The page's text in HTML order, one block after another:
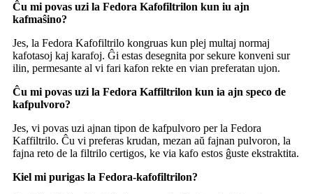
Ĉu mi povas uzi la Fedora Kafofiltrilon kun iu ajn
kafmaŝino?
Jes, la Fedora Kafofiltrilo kongruas kun plej multaj normaj
kafotasoj kaj karafoj. Ĝi estas desegnita por sekure konveni sur
ilin, permesante al vi fari kafon rekte en vian preferatan ujon.
Ĉu mi povas uzi la Fedora Kaffiltrilon kun ia ajn speco de
kafpulvoro?
Jes, vi povas uzi ajnan tipon de kafpulvoro per la Fedora
Kaffiltrilo. Ĉu vi preferas krudan, mezan aŭ fajnan pulvoron, la
fajna reto de la filtrilo certigos, ke via kafo estos ĝuste ekstraktita.
Kiel mi purigas la Fedora-kafofiltrilon?